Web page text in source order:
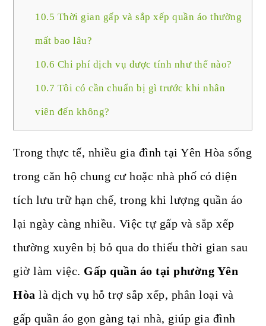
10.5 Thời gian gấp và sắp xếp quần áo thường
mất bao lâu?
10.6 Chi phí dịch vụ được tính như thế nào?
10.7 Tôi có cần chuẩn bị gì trước khi nhân
viên đến không?
Trong thực tế, nhiều gia đình tại Yên Hòa sống
trong căn hộ chung cư hoặc nhà phố có diện
tích lưu trữ hạn chế, trong khi lượng quần áo
lại ngày càng nhiều. Việc tự gấp và sắp xếp
thường xuyên bị bỏ qua do thiếu thời gian sau
giờ làm việc. Gấp quần áo tại phường Yên
Hòalà dịch vụ hỗ trợ sắp xếp, phân loại và
gấp quần áo gọn gàng tại nhà, giúp gia đình